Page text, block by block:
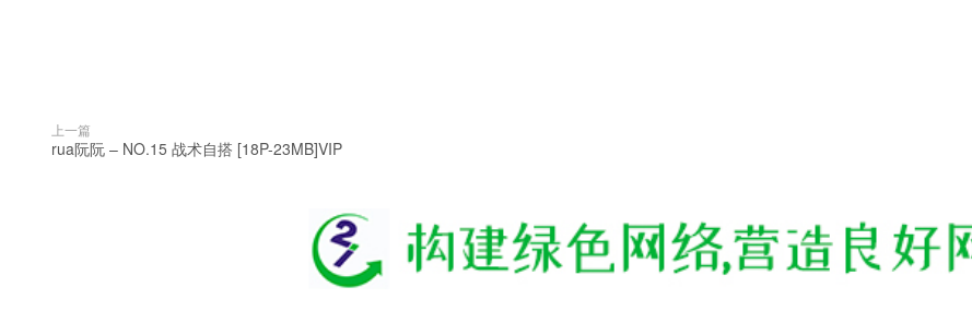
上一篇
rua阮阮 – NO.15 战术自搭 [18P-23MB]VIP